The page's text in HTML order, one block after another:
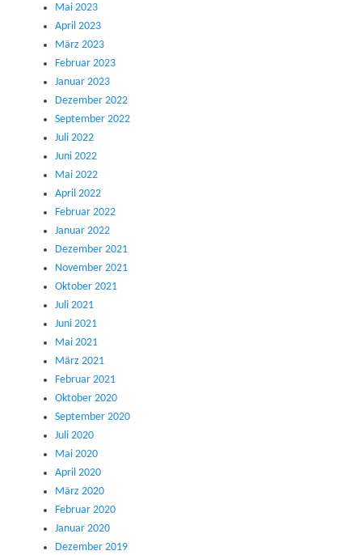
Mai 2023
April 2023
März 2023
Februar 2023
Januar 2023
Dezember 2022
September 2022
Juli 2022
Juni 2022
Mai 2022
April 2022
Februar 2022
Januar 2022
Dezember 2021
November 2021
Oktober 2021
Juli 2021
Juni 2021
Mai 2021
März 2021
Februar 2021
Oktober 2020
September 2020
Juli 2020
Mai 2020
April 2020
März 2020
Februar 2020
Januar 2020
Dezember 2019